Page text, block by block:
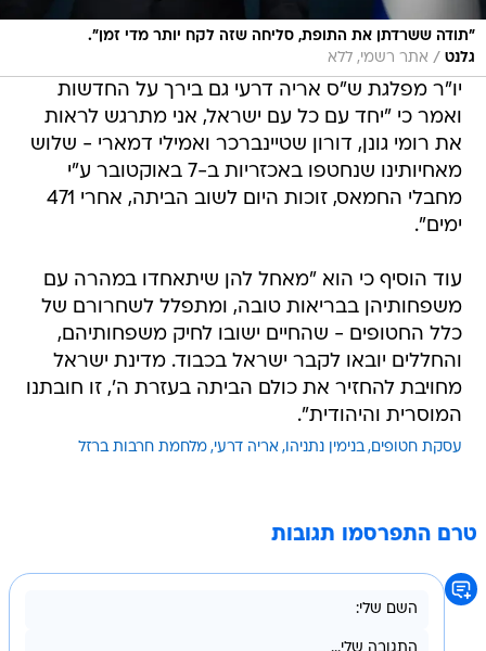
"תודה ששרדתן את התופת, סליחה שזה לקח יותר מדי זמן".
גלנט / אתר רשמי, ללא
יו"ר מפלגת ש"ס אריה דרעי גם בירך על החדשות
ואמר כי "יחד עם כל עם ישראל, אני מתרגש לראות
את רומי גונן, דורון שטיינברכר ואמילי דמארי - שלוש
מאחיותינו שנחטפו באכזריות ב-7 באוקטובר ע"י
מחבלי החמאס, זוכות היום לשוב הביתה, אחרי 471
ימים".
עוד הוסיף כי הוא "מאחל להן שיתאחדו במהרה עם
משפחותיהן בבריאות טובה, ומתפלל לשחרורם של
כלל החטופים - שהחיים ישובו לחיק משפחותיהם,
והחללים יובאו לקבר ישראל בכבוד. מדינת ישראל
מחויבת להחזיר את כולם הביתה בעזרת ה', זו חובתנו
המוסרית והיהודית".
עסקת חטופים בנימין נתניהו אריה דרעי מלחמת חרבות ברזל
טרם התפרסמו תגובות